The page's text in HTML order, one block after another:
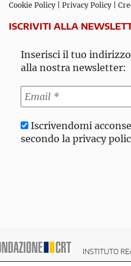
Cookie Policy Privacy Policy
ISCRIVITI ALLA
Inserisci il tuo
alla nostra newsletter:
Iscrivendomi
secondo la privacy
INSTITUTO